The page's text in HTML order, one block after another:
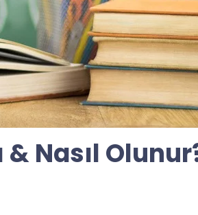
& Nasıl